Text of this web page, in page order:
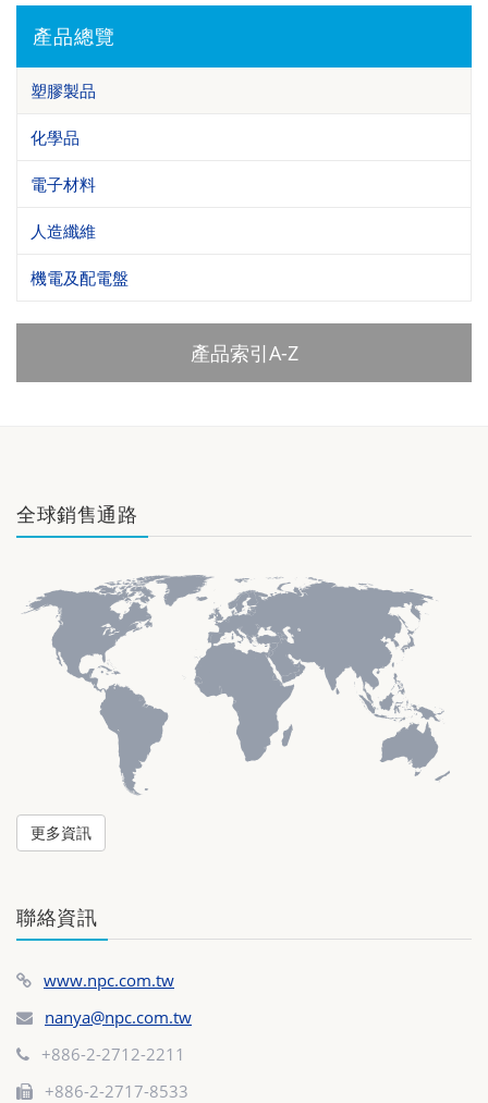
產品總覽
塑膠製品
化學品
電子材料
人造纖維
機電及配電盤
產品索引A-Z
全球銷售通路
更多資訊
聯絡資訊
www.npc.com.tw
nanya@npc.com.tw
+886-2-2712-2211
+886-2-2717-8533